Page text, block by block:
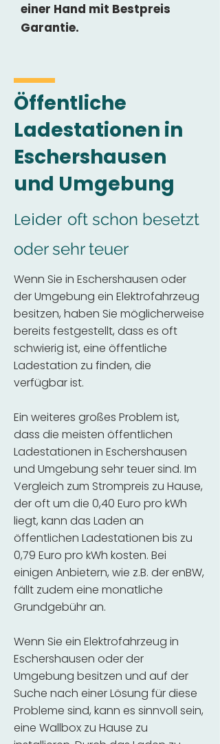
einer Hand mit Bestpreis
Garantie.
Öffentliche
Ladestationen in
Eschershausen
und Umgebung
Leider oft schon besetzt
oder sehr teuer
Wenn Sie in Eschershausen oder
der Umgebung ein Elektrofahrzeug
besitzen, haben Sie möglicherweise
bereits festgestellt, dass es oft
schwierig ist, eine öffentliche
Ladestation zu finden, die
verfügbar ist.
Ein weiteres großes Problem ist,
dass die meisten öffentlichen
Ladestationen in Eschershausen
und Umgebung sehr teuer sind. Im
Vergleich zum Strompreis zu Hause,
der oft um die 0,40 Euro pro kWh
liegt, kann das Laden an
öffentlichen Ladestationen bis zu
0,79 Euro pro kWh kosten. Bei
einigen Anbietern, wie z.B. der enBW,
fällt zudem eine monatliche
Grundgebühr an.
Wenn Sie ein Elektrofahrzeug in
Eschershausen oder der
Umgebung besitzen und auf der
Suche nach einer Lösung für diese
Probleme sind, kann es sinnvoll sein,
eine Wallbox zu Hause zu